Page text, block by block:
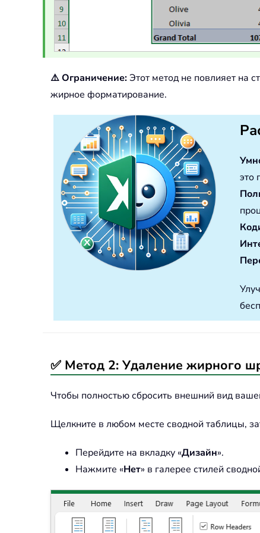
⚠️ Ограничение:Этот метод не повлияет на
жирное форматирование.
это
✅ Метод 2: Удаление жирного
Чтобы полностью сбросить внешний вид
Щелкните в любом месте сводной таблицы,
Перейдите на вкладку «Дизайн».
Нажмите «Нет» в галерее стилей